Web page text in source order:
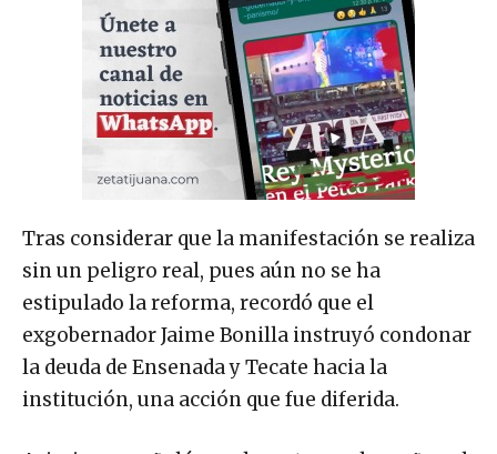
Tras considerar que la manifestación se realiza
sin un peligro real, pues aún no se ha
estipulado la reforma, recordó que el
exgobernador Jaime Bonilla instruyó condonar
la deuda de Ensenada y Tecate hacia la
institución, una acción que fue diferida.